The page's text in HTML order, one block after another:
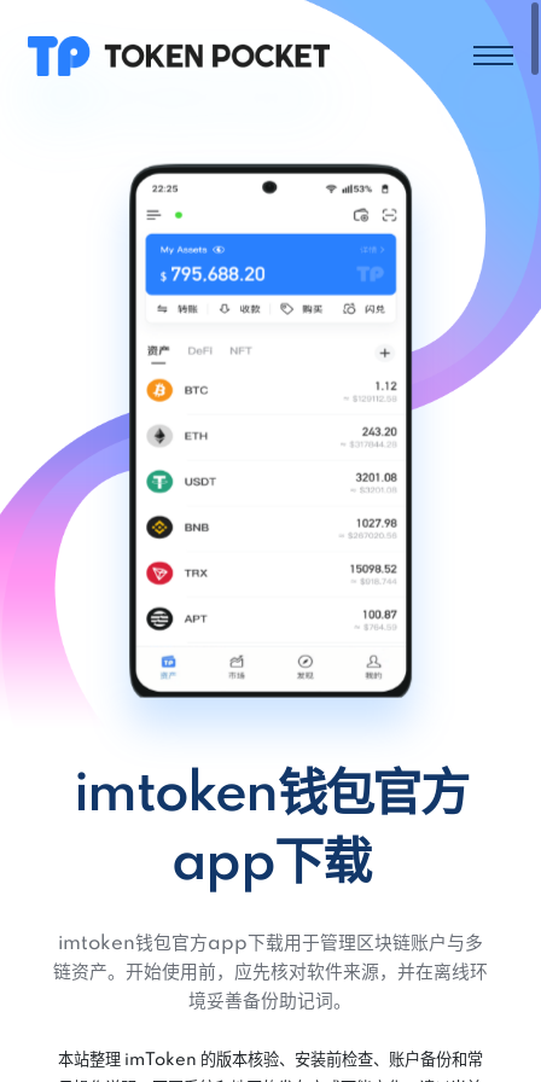
imtoken钱包官方
app下载
imtoken钱包官方app下载用于管理区块链账户与多
链资产。开始使用前，应先核对软件来源，并在离线环
境妥善备份助记词。
本站整理 imToken 的版本核验、安装前检查、账户备份和常